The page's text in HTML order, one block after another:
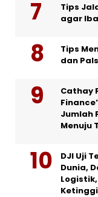
Tips
agar
Tips
dan
Cathay
Jumlah
Menuju
DJI Uji
Dunia,